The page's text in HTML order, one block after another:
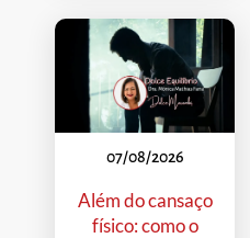
07/08/2026
Além do cansaço
físico: como o